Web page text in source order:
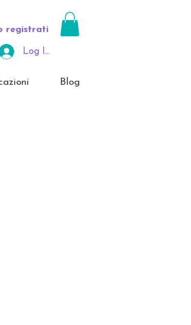
Log In Area Riservata
registrati
Blog